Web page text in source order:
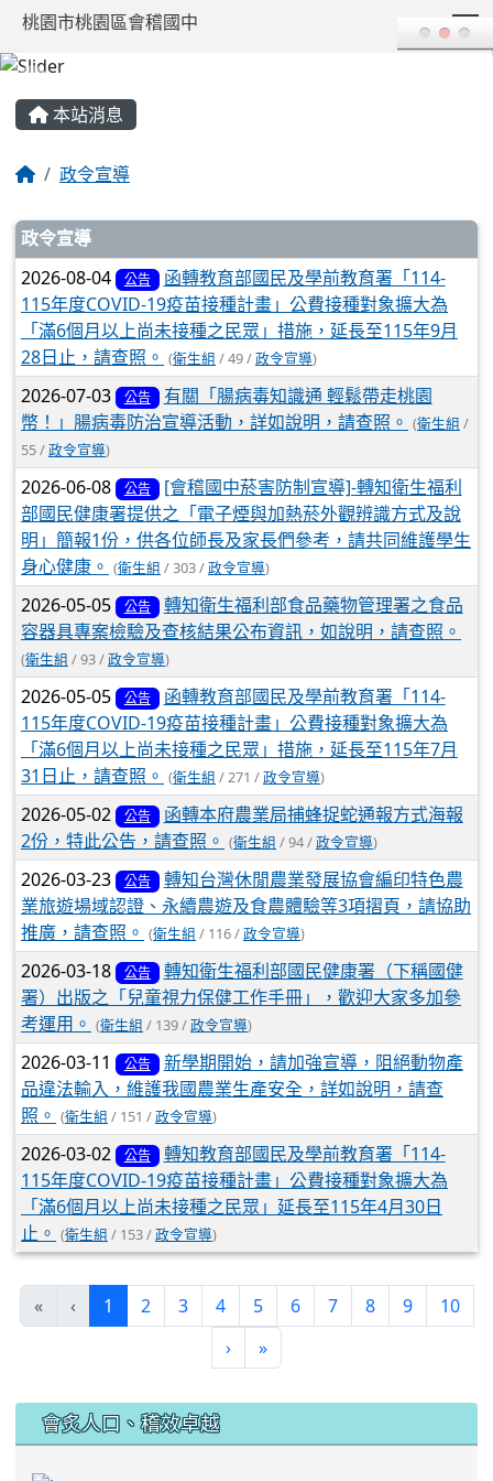
桃園市桃園區會稽國中
本站消息
政令宣導
文章列表
政令宣導
2026-08-04 公告
函轉教育部國民及學前教育署「114-
115年度COVID-19疫苗接種計畫」公費接種對象擴大為
「滿6個月以上尚未接種之民眾」措施，延長至115年9月
28日止，請查照。 (衛生組 / 49 /政令宣導)
2026-07-03 公告
有關「腸病毒知識通 輕鬆帶走桃園
幣！」腸病毒防治宣導活動，詳如說明，請查照。 (衛生組 /
55 /政令宣導)
2026-06-08 公告
[會稽國中菸害防制宣導]-轉知衛生福利
部國民健康署提供之「電子煙與加熱菸外觀辨識方式及說
明」簡報1份，供各位師長及家長們參考，請共同維護學生
身心健康。 (衛生組 / 303 /政令宣導)
2026-05-05 公告
轉知衛生福利部食品藥物管理署之食品
容器具專案檢驗及查核結果公布資訊，如說明，請查照。
(衛生組 / 93 /政令宣導)
2026-05-05 公告
函轉教育部國民及學前教育署「114-
115年度COVID-19疫苗接種計畫」公費接種對象擴大為
「滿6個月以上尚未接種之民眾」措施，延長至115年7月
31日止，請查照。 (衛生組 / 271 /政令宣導)
2026-05-02 公告
函轉本府農業局捕蜂捉蛇通報方式海報
2份，特此公告，請查照。 (衛生組 / 94 /政令宣導)
2026-03-23 公告
轉知台灣休閒農業發展協會編印特色農
業旅遊場域認證、永續農遊及食農體驗等3項摺頁，請協助
推廣，請查照。 (衛生組 / 116 /政令宣導)
2026-03-18 公告
轉知衛生福利部國民健康署（下稱國健
署）出版之「兒童視力保健工作手冊」，歡迎大家多加參
考運用。 (衛生組 / 139 /政令宣導)
2026-03-11 公告
新學期開始，請加強宣導，阻絕動物產
品違法輸入，維護我國農業生產安全，詳如說明，請查
照。 (衛生組 / 151 /政令宣導)
2026-03-02 公告
轉知教育部國民及學前教育署「114-
115年度COVID-19疫苗接種計畫」公費接種對象擴大為
「滿6個月以上尚未接種之民眾」延長至115年4月30日
止。 (衛生組 / 153 /政令宣導)
« ‹ 1 (current)
2 3 4 5 6 7 8 9
10
›
»
會炙人口、稽效卓越